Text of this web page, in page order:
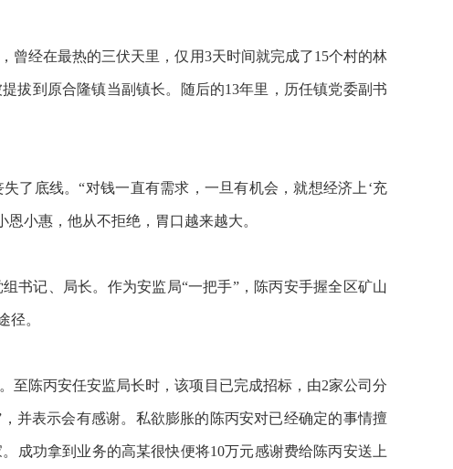
曾经在最热的三伏天里，仅用3天时间就完成了15个村的林
拔到原合隆镇当副镇长。随后的13年里，历任镇党委副书
了底线。“对钱一直有需求，一旦有机会，就想经济上‘充
小惠，他从不拒绝，胃口越来越大。
书记、局长。作为安监局“一把手”，陈丙安手握全区矿山
径。
至陈丙安任安监局长时，该项目已完成招标，由2家公司分
并表示会有感谢。私欲膨胀的陈丙安对已经确定的事情擅
成功拿到业务的高某很快便将10万元感谢费给陈丙安送上